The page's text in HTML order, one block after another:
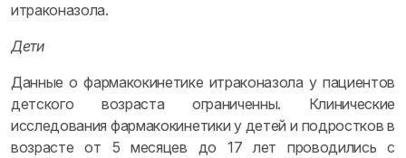
итраконазола.
Дети
Данные о фармакокинетике итраконазола у пациентов
детского возраста ограниченны. Клинические
исследования фармакокинетики у детей и подростков в
возрасте от 5 месяцев до 17 лет проводились с